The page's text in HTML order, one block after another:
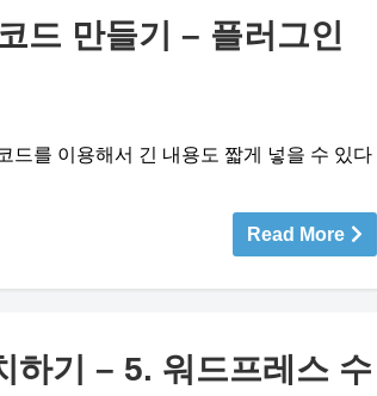
드 만들기 – 플러그인
드를 이용해서 긴 내용도 짧게 넣을 수 있다
Read More
하기 – 5. 워드프레스 수